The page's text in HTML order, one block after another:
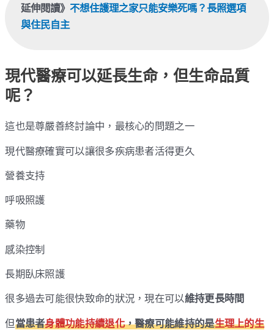
延伸閱讀》不想住護理之家只能安樂死嗎？長照選項
與住民自主
現代醫療可以延長生命，但生命品質
呢？
這也是尊嚴善終討論中，最核心的問題之一
現代醫療確實可以讓很多疾病患者活得更久
營養支持
呼吸照護
藥物
感染控制
長期臥床照護
很多過去可能很快致命的狀況，現在可以維持更長時間
但當患者身體功能持續退化，醫療可能維持的是生理上的生